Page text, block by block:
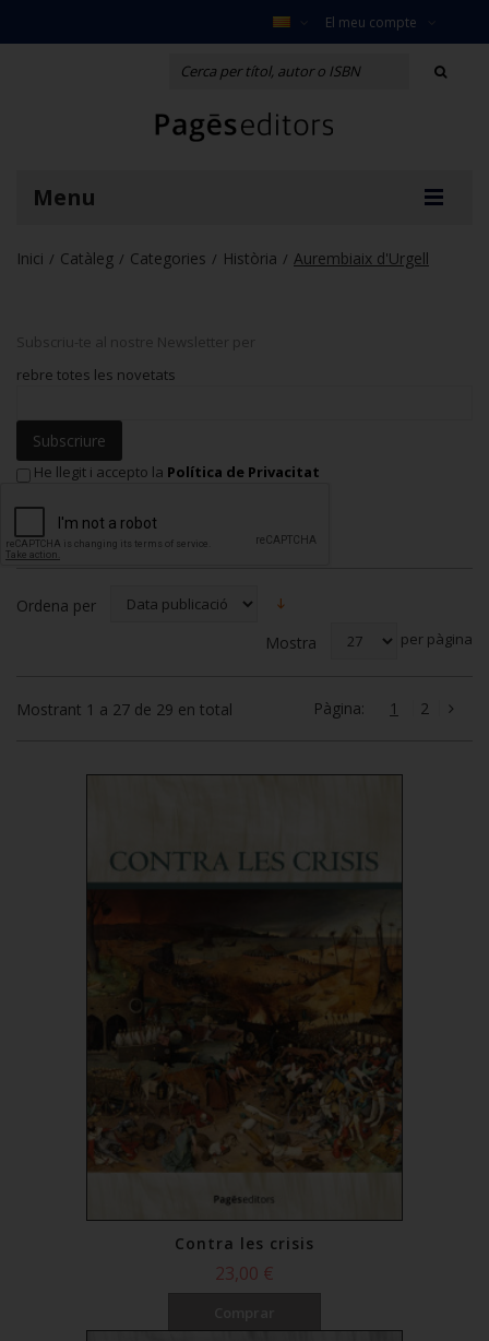
El meu compte
Menu
Inici / Catàleg / Categories / Història / Aurembiaix d'Urgell
Subscriu-te al nostre Newsletter per
rebre totes les novetats
Subscriure
He llegit i accepto la Política de Privacitat
Ordena per
Mostra
per pàgina
Mostrant 1 a 27 de 29 en total Pàgina: 1 2
Contra les crisis
23,00 €